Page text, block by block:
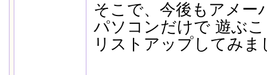
そこで、今後もアメー
パソコンだけで 遊ぶ
リストアップしてみま